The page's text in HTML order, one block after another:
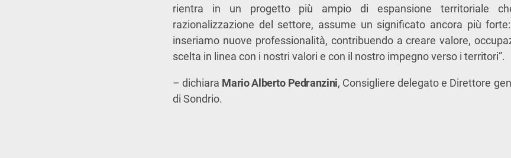
rientra in un progetto più ampio di espansione territoriale
razionalizzazione del settore, assume un significato ancora più
inseriamo nuove professionalità, contribuendo a creare valore,
scelta in linea con i nostri valori e con il nostro impegno verso i territori”.
– dichiara Mario Alberto Pedranzini, Consigliere delegato e Direttore
di Sondrio.